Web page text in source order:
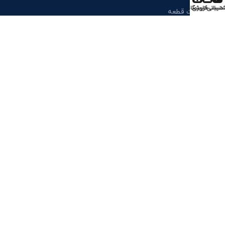
درخواست قطعه
حساب کاربری
فروشگاه